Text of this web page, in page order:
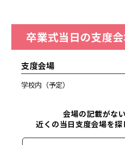
卒業式当日の支度
支度会場
学校内（予定）
会場の記載がない
近くの当日支度会場を探